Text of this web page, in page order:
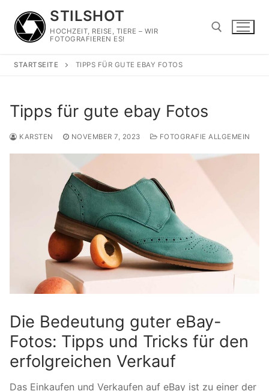
Inhalt
springen
STILSHOT
HOCHZEIT, REISE, TIERE – WIR
FOTOGRAFIEREN ES!
STARTSEITE TIPPS FÜR GUTE EBAY FOTOS
Tipps für gute ebay Fotos
KARSTEN NOVEMBER 7, 2023 FOTOGRAFIE ALLGEMEIN
Die Bedeutung guter eBay-
Fotos: Tipps und Tricks für den
erfolgreichen Verkauf
Das Einkaufen und Verkaufen auf eBay ist zu einer der